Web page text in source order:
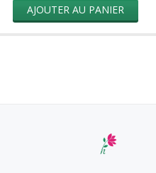
AJOUTER AU PANIER